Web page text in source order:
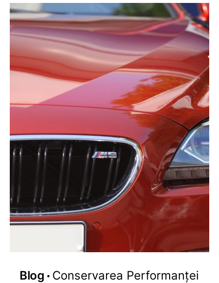
Blog
Conservarea Performanței